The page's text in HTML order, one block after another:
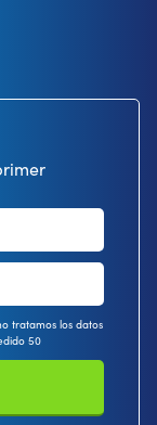
tratamos los datos
50